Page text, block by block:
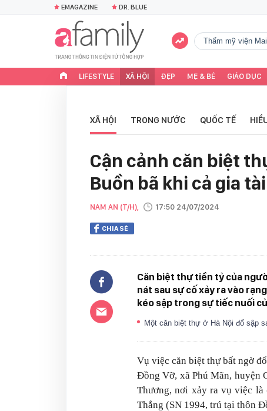
EMAGAZINE DR. BLUE
Thẩm mỹ viện
LIFESTYLE XÃ HỘI ĐẸP MẸ & BÉ GIÁO DỤC
XÃ HỘI TRONG NƯỚC QUỐC TẾ
Cận cảnh căn biệt
Buồn bã khi cả gia
NAM AN (T/H), 17:50 24/07/2024
CHIA SẺ
Căn biệt thự tiền tỷ của
nát sau sự cố xảy ra vào
kéo sập trong sự tiếc nuối
Một căn biệt thự ở Hà Nội đổ sập
Vụ việc căn biệt thự bất ngờ
Đồng Vỡ, xã Phú Mãn, huyện
Thương, nơi xảy ra vụ việc
Thắng (SN 1994, trú tại thôn